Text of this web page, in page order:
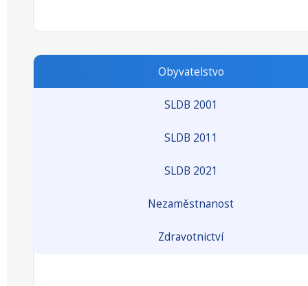
Obyvatelstvo
SLDB 2001
SLDB 2011
SLDB 2021
Nezaměstnanost
Zdravotnictví